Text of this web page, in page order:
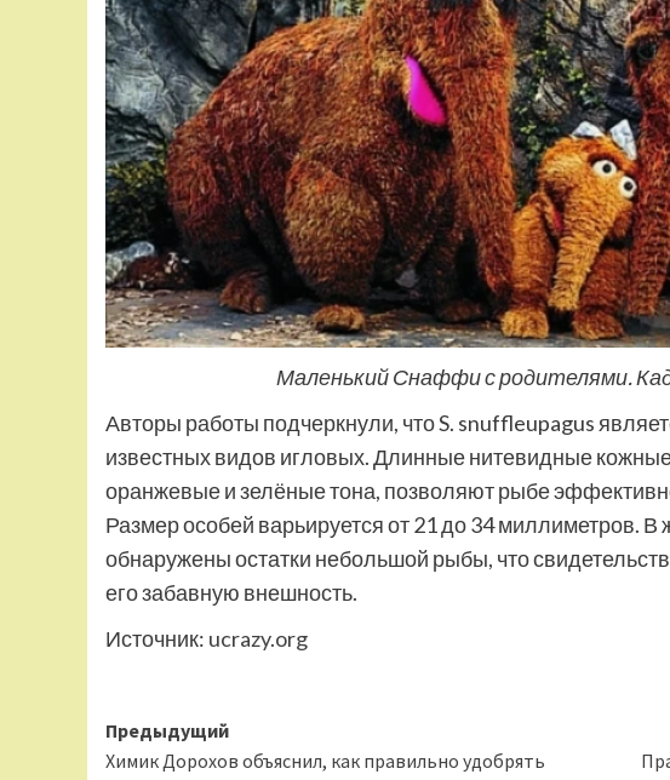
Маленький Снаффи с родителями.
Авторы работы подчеркнули, что S. snuffleupagus
известных видов игловых. Длинные нитевидные
оранжевые и зелёные тона, позволяют рыбе
Размер особей варьируется от 21 до 34 миллиметров.
обнаружены остатки небольшой рыбы, что
его забавную внешность.
Источник: ucrazy.org
Навигация
Предыдущий
Химик Дорохов объяснил, как правильно удобрять